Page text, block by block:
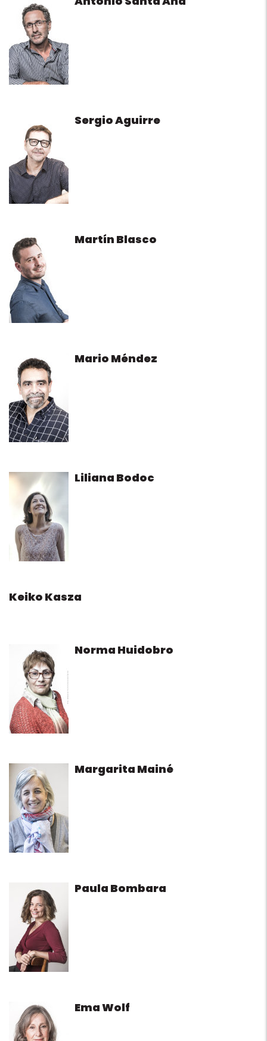
Sergio Aguirre
Martín Blasco
Mario Méndez
Liliana Bodoc
Keiko Kasza
Norma Huidobro
Margarita Mainé
Paula Bombara
Ema Wolf